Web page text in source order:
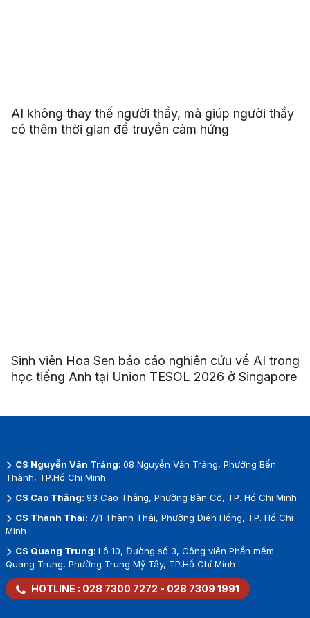
AI không thay thế người thầy, mà giúp người thầy
có thêm thời gian để truyền cảm hứng
Sinh viên Hoa Sen báo cáo nghiên cứu về AI trong
học tiếng Anh tại Union TESOL 2026 ở Singapore
CS Nguyễn Văn Tráng: 08 Nguyễn Văn Tráng, Phường Bến
Thành, TP.Hồ Chí Minh
CS Cao Thắng: 93 Cao Thắng, Phường Bàn Cờ, TP. Hồ Chí Minh
CS Thành Thái: 7/1 Thành Thái, Phường Diên Hồng, TP. Hồ Chí
Minh
CS Quang Trung: Lô 10, Đường số 3, Công viên Phần mềm
Quang Trung, Phường Trung Mỹ Tây, TP.Hồ Chí Minh
HOTLINE : 028 7300 7272 - 028 7309 1991